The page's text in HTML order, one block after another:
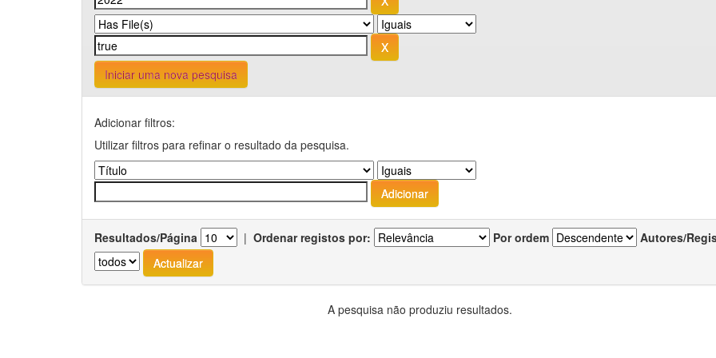
Iniciar uma nova pesquisa
Adicionar filtros:
Utilizar filtros para refinar o resultado da pesquisa.
Resultados/Página | Ordenar registos por: Por ordem Autores/
A pesquisa não produziu resultados.